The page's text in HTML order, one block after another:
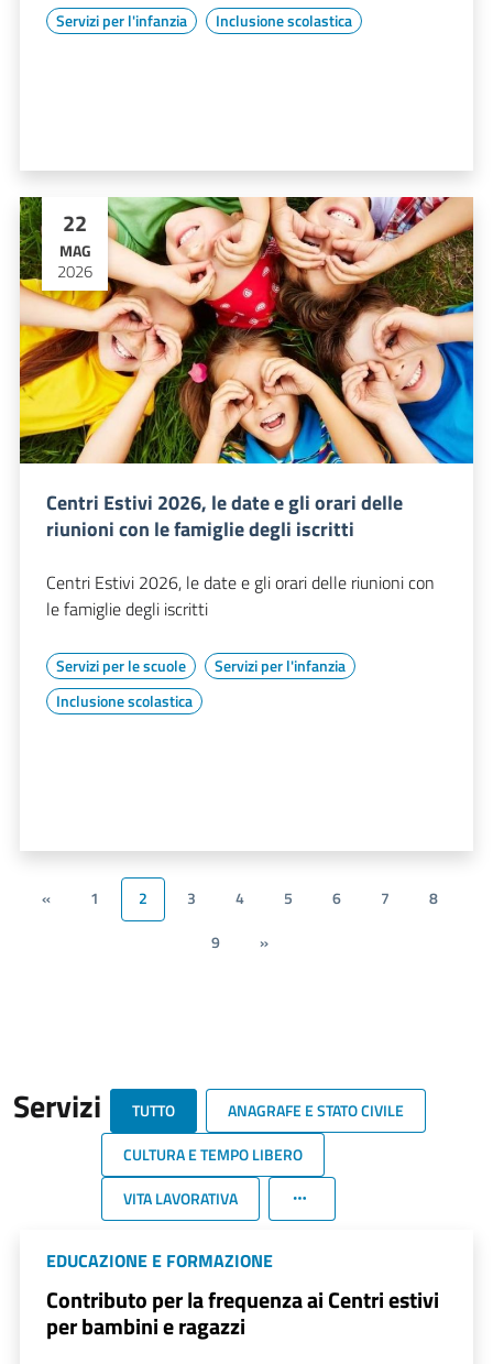
Servizi per l'infanzia Inclusione scolastica
22
MAG
2026
Centri Estivi 2026, le date e gli orari delle
riunioni con le famiglie degli iscritti
Centri Estivi 2026, le date e gli orari delle riunioni con
le famiglie degli iscritti
Servizi per le scuole
Servizi per l'infanzia
Inclusione scolastica
« 1 2 3 4 5 6 7
8
9
»
Servizi TUTTO
ANAGRAFE E STATO CIVILE
CULTURA E TEMPO LIBERO
VITA LAVORATIVA
EDUCAZIONE E FORMAZIONE
Contributo per la frequenza ai Centri estivi
per bambini e ragazzi